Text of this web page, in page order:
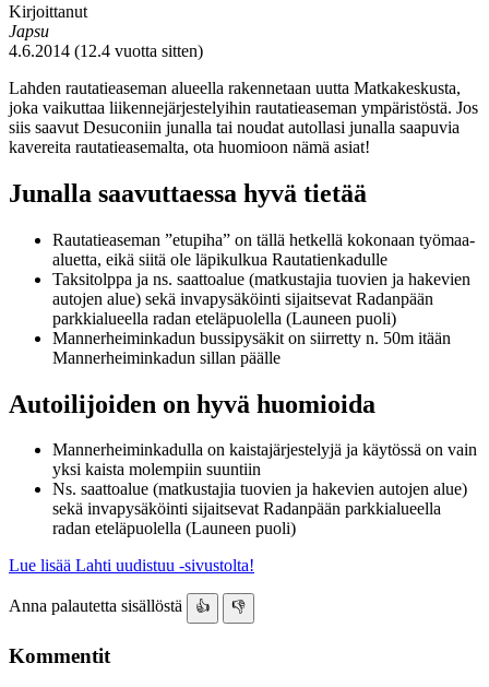
Kirjoittanut
Japsu
4.6.2014 (12.4 vuotta sitten)
Lahden rautatieaseman alueella rakennetaan uutta Matkakeskusta,
joka vaikuttaa liikennejärjestelyihin rautatieaseman ympäristöstä. Jos
siis saavut Desuconiin junalla tai noudat autollasi junalla saapuvia
kavereita rautatieasemalta, ota huomioon nämä asiat!
Junalla saavuttaessa hyvä tietää
Rautatieaseman ”etupiha” on tällä hetkellä kokonaan työmaa-
aluetta, eikä siitä ole läpikulkua Rautatienkadulle
Taksitolppa ja ns. saattoalue (matkustajia tuovien ja hakevien
autojen alue) sekä invapysäköinti sijaitsevat Radanpään
parkkialueella radan eteläpuolella (Launeen puoli)
Mannerheiminkadun bussipysäkit on siirretty n. 50m itään
Mannerheiminkadun sillan päälle
Autoilijoiden on hyvä huomioida
Mannerheiminkadulla on kaistajärjestelyjä ja käytössä on vain
yksi kaista molempiin suuntiin
Ns. saattoalue (matkustajia tuovien ja hakevien autojen alue)
sekä invapysäköinti sijaitsevat Radanpään parkkialueella
radan eteläpuolella (Launeen puoli)
Lue lisää Lahti uudistuu -sivustolta!
Anna palautetta sisällöstä 👍 👎
Kommentit